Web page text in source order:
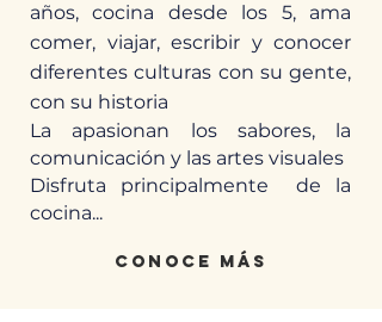
años, cocina desde los 5, ama
comer, viajar, escribir y conocer
diferentes culturas con su gente,
con su historia
La apasionan los sabores, la
comunicación y las artes visuales
Disfruta principalmente de la
cocina...
conoce más